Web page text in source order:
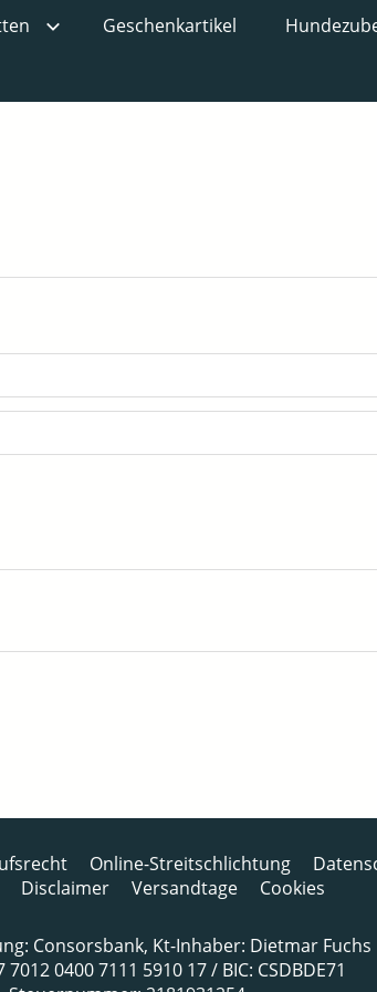
Geschenkartikel
Online-Streitschlichtung
Disclaimer Versandtage Cookies
Consorsbank, Kt-Inhaber: Dietmar Fuchs
7012 0400 7111 5910 17 / BIC: CSDBDE71